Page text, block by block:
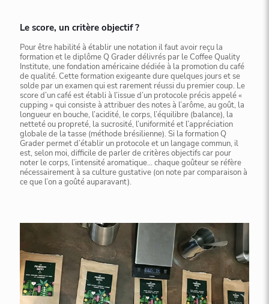
Le score, un critère objectif ?
Pour être habilité à établir une notation il faut avoir reçu la
formation et le diplôme Q Grader délivrés par le Coffee Quality
Institute, une fondation américaine dédiée à la promotion du café
de qualité. Cette formation exigeante dure quelques jours et se
solde par un examen qui est rarement réussi du premier coup. Le
score d’un café est établi à l’issue d’un protocole précis appelé «
cupping » qui consiste à attribuer des notes à l’arôme, au goût, la
longueur en bouche, l’acidité, le corps, l’équilibre (balance), la
netteté ou propreté, la sucrosité, l’uniformité et l’appréciation
globale de la tasse (méthode brésilienne). Si la formation Q
Grader permet d’établir un protocole et un langage commun, il
est, selon moi, difficile de parler de critères objectifs car pour
noter le corps, l’intensité aromatique… chaque goûteur se réfère
nécessairement à sa culture gustative (on note par comparaison à
ce que l’on a goûté auparavant).